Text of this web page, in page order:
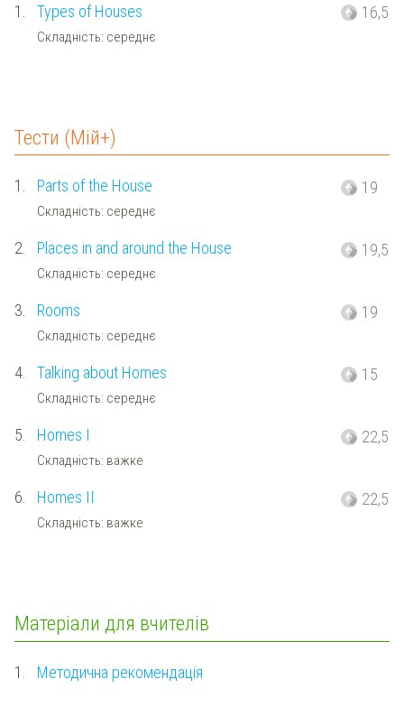
1. Types of Houses
Складність: середнє
16,5
Тести (Мій+)
1. Parts of the House
Складність: середнє
19
2. Places in and around the House
Складність: середнє
19,5
3. Rooms
Складність: середнє
19
4. Talking about Homes
Складність: середнє
15
5. Homes I
Складність: важке
22,5
6. Homes II
Складність: важке
22,5
Матеріали для вчителів
1. Методична рекомендація